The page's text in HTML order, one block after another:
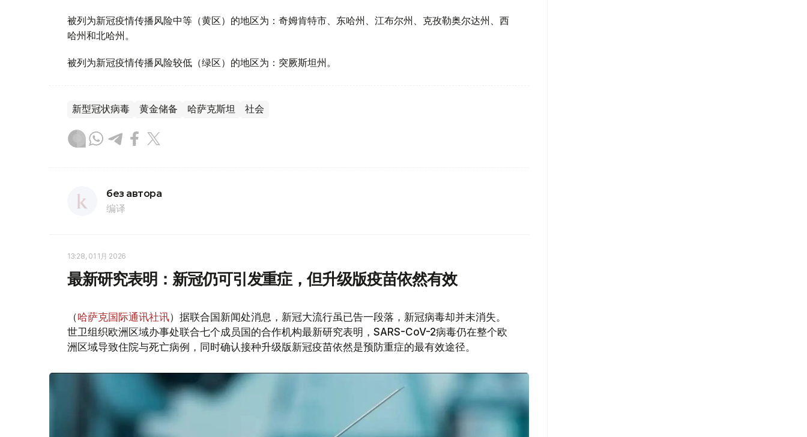
被列为新冠疫情传播风险中等（黄区）的地区为：奇姆肯特市、东哈州、江布尔州、克孜勒奥尔达州、西
哈州和北哈州。
被列为新冠疫情传播风险较低（绿区）的地区为：突厥斯坦州。
新型冠状病毒 黄金储备 哈萨克斯坦 社会
без автора
编译
13:28, 01 1月 2026
最新研究表明：新冠仍可引发重症，但升级版疫苗依然有效
（哈萨克国际通讯社讯）据联合国新闻处消息，新冠大流行虽已告一段落，新冠病毒却并未消失。
世卫组织欧洲区域办事处联合七个成员国的合作机构最新研究表明，SARS-CoV-2病毒仍在整个欧
洲区域导致住院与死亡病例，同时确认接种升级版新冠疫苗依然是预防重症的最有效途径。